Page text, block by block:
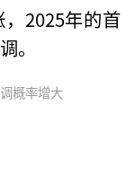
2025年的首
。
概率增大